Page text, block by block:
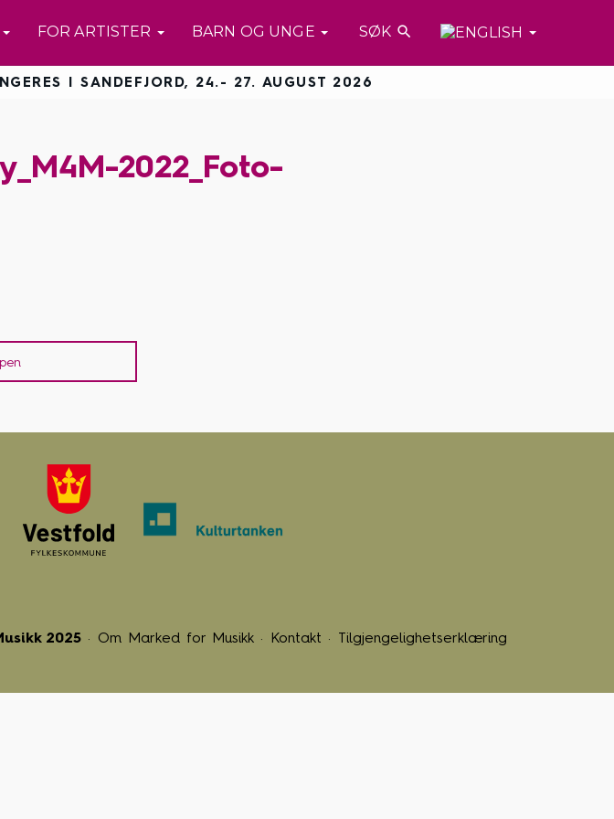
FOR ARTISTER BARN OG UNGE SØK 
I SANDEFJORD, 24.- 27. AUGUST 2026
2022_Foto-
2025 Om Marked for Musikk Kontakt Tilgjengelighetserklæring